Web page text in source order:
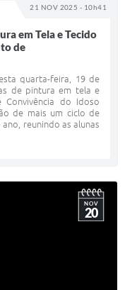
21 NOV 2025 - 10h41
em Tela e Tecido
de
quarta-feira, 19 de
de pintura em tela e
do Idoso
de mais um ciclo de
reunindo as alunas
NOV
20